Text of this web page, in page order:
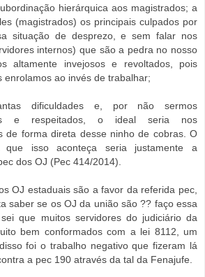
hierárquica aos magistrados; a
(magistrados) os principais culpados por
situação de desprezo, e sem falar nos
internos) que são a pedra no nosso
altamente invejosos e revoltados, pois
enrolamos ao invés de trabalhar;
dificuldades e, por não sermos
e respeitados, o ideal seria nos
de forma direta desse ninho de cobras. O
que isso aconteça seria justamente a
dos OJ (Pec 414/2014).
OJ estaduais são a favor da referida pec,
saber se os OJ da união são ?? faço essa
que muitos servidores do judiciário da
bem conformados com a lei 8112, um
foi o trabalho negativo que fizeram lá
a pec 190 através da tal da Fenajufe.